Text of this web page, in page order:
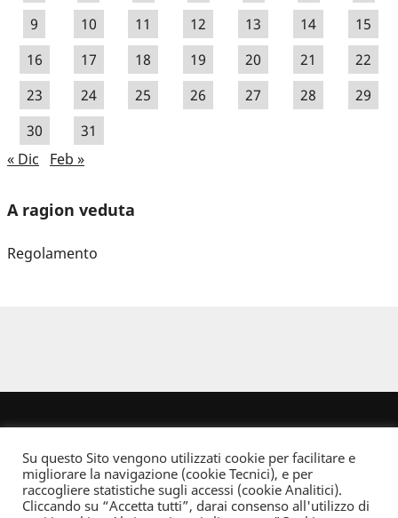
9
10 11 12 13 14
15
16
17 18 19 20 21
22
23
24 25 26 27 28
29
30
31
« Dic
Feb »
A ragion veduta
Regolamento
Dove non indicato altrimenti quest’opera è distribuita con Licenza
Su questo Sito vengono utilizzati cookie per facilitare e
migliorare la navigazione (cookie Tecnici), e per
raccogliere statistiche sugli accessi (cookie Analitici).
Cliccando su “Accetta tutti”, darai consenso all'utilizzo di